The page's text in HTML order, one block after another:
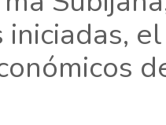
iniciadas,